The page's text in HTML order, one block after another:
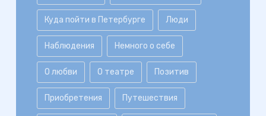
Куда пойти в Петербурге Люди
Наблюдения Немного о себе
О любви О театре Позитив
Приобретения Путешествия